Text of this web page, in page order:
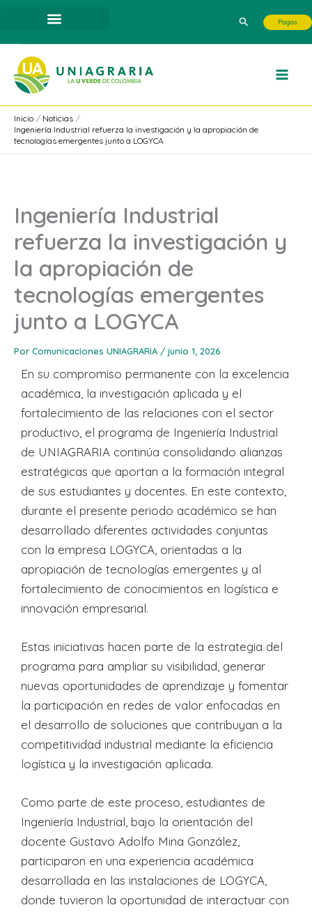
contenido
Buscar Pagos
Inicio
Noticias
Ingeniería Industrial refuerza la investigación y la apropiación de
tecnologías emergentes junto a LOGYCA
Ingeniería Industrial
refuerza la investigación y
la apropiación de
tecnologías emergentes
junto a LOGYCA
Por Comunicaciones UNIAGRARIA / junio 1, 2026
En su compromiso permanente con la excelencia
académica, la investigación aplicada y el
fortalecimiento de las relaciones con el sector
productivo, el programa de Ingeniería Industrial
de UNIAGRARIA continúa consolidando alianzas
estratégicas que aportan a la formación integral
de sus estudiantes y docentes. En este contexto,
durante el presente periodo académico se han
desarrollado diferentes actividades conjuntas
con la empresa LOGYCA, orientadas a la
apropiación de tecnologías emergentes y al
fortalecimiento de conocimientos en logística e
innovación empresarial.
Estas iniciativas hacen parte de la estrategia del
programa para ampliar su visibilidad, generar
nuevas oportunidades de aprendizaje y fomentar
la participación en redes de valor enfocadas en
el desarrollo de soluciones que contribuyan a la
competitividad industrial mediante la eficiencia
logística y la investigación aplicada.
Como parte de este proceso, estudiantes de
Ingeniería Industrial, bajo la orientación del
docente Gustavo Adolfo Mina González,
participaron en una experiencia académica
desarrollada en las instalaciones de LOGYCA,
donde tuvieron la oportunidad de interactuar con